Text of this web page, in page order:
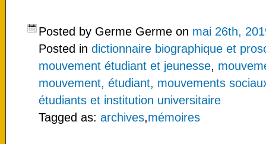
Posted by Germe Germe on mai 26th,
Posted in dictionnaire biographique et
mouvement étudiant et jeunesse,
mouvement, étudiant, mouvements
étudiants et institution universitaire
Tagged as: archives,mémoires